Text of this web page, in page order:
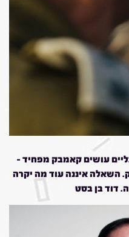
עושים קאמבק מפחיד –
השאלה איננה עוד מה יקרה
דוד בן בסט